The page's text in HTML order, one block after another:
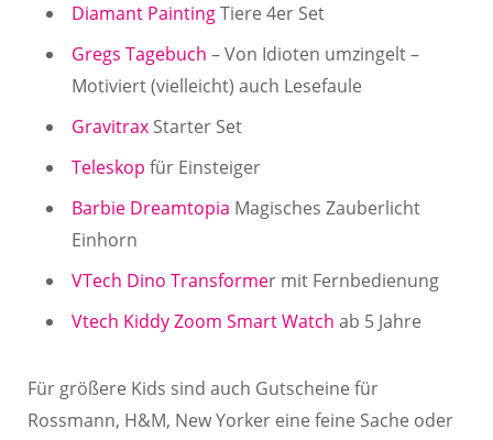
Diamant PaintingTiere 4er Set
Gregs Tagebuch – Von Idioten umzingelt –
Motiviert (vielleicht) auch Lesefaule
Gravitrax Starter Set
Teleskop für Einsteiger
Barbie Dreamtopia Magisches Zauberlicht
Einhorn
VTech Dino Transformer mit Fernbedienung
Vtech Kiddy Zoom Smart Watch ab 5 Jahre
Für größere Kids sind auch Gutscheine für
Rossmann, H&M, New Yorker eine feine Sache oder